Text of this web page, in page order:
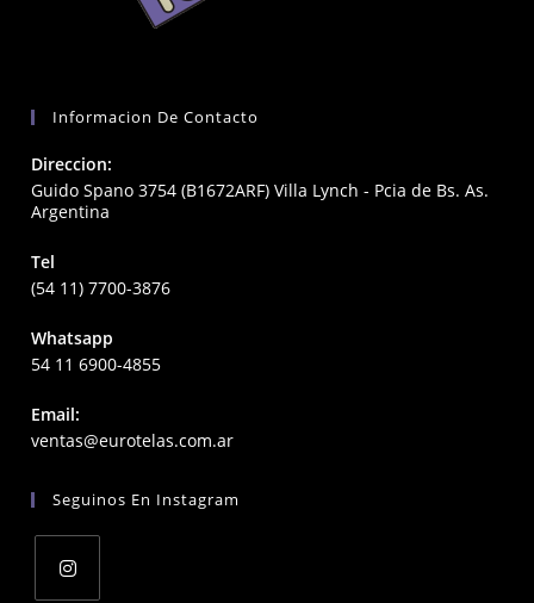
Informacion De Contacto
Direccion:
Guido Spano 3754 (B1672ARF) Villa Lynch - Pcia de Bs. As.
Argentina
Tel
(54 11) 7700-3876
Whatsapp
54 11 6900-4855
Email:
ventas@eurotelas.com.arOpens
application
Seguinos En Instagram